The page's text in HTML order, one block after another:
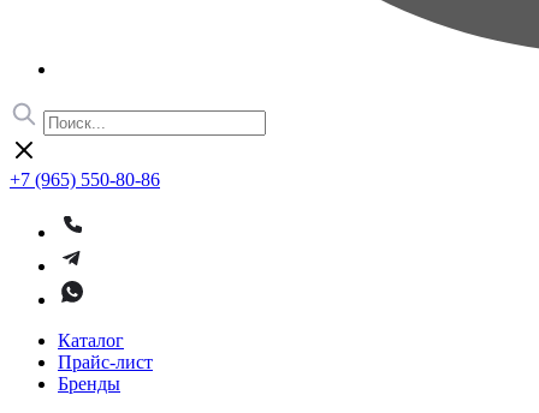
+7 (965) 550-80-86
Каталог
Прайс-лист
Бренды